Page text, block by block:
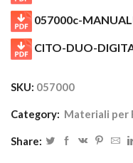
057000c-
CITO-DUO-
SKU: 057000
Category: Materiali per
Share: